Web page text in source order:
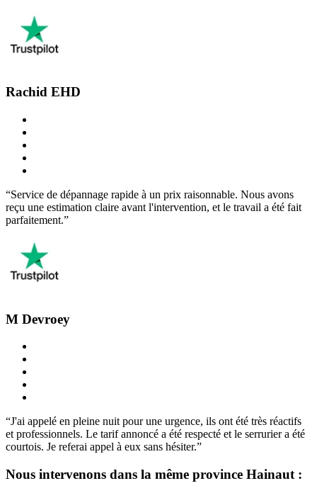
Rachid EHD
“Service de dépannage rapide à un prix raisonnable. Nous avons
reçu une estimation claire avant l'intervention, et le travail a été fait
parfaitement.”
M Devroey
“J'ai appelé en pleine nuit pour une urgence, ils ont été très réactifs
et professionnels. Le tarif annoncé a été respecté et le serrurier a été
courtois. Je referai appel à eux sans hésiter.”
Nous intervenons dans la même province Hainaut :